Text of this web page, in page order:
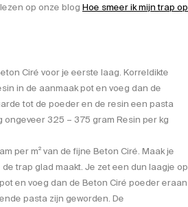
op onze blog Hoe smeer ik mijn trap op
Ciré voor je eerste laag. Korreldikte
in de aanmaak pot en voeg dan de
tot de poeder en de resin een pasta
325 – 375 gram Resin per kg
per m² van de fijne Beton Ciré. Maak je
trap glad maakt. Je zet een dun laagje op
en voeg dan de Beton Ciré poeder eraan
pasta zijn geworden. De